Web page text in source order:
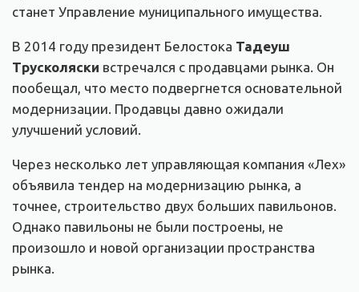
станет Управление муниципального имущества.
В 2014 году президент Белостока Тадеуш
Трусколяски встречался с продавцами рынка. Он
пообещал, что место подвергнется основательной
модернизации. Продавцы давно ожидали
улучшений условий.
Через несколько лет управляющая компания «Лех»
объявила тендер на модернизацию рынка, а
точнее, строительство двух больших павильонов.
Однако павильоны не были построены, не
произошло и новой организации пространства
рынка.